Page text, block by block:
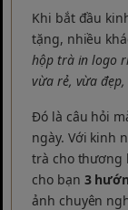
Khi bắt đầu
tặng, nhiều
hộp trà in logo
vừa rẻ, vừa đẹp,
Đó là câu hỏi
ngày. Với kinh
trà cho thương
cho bạn 3
ảnh chuyên